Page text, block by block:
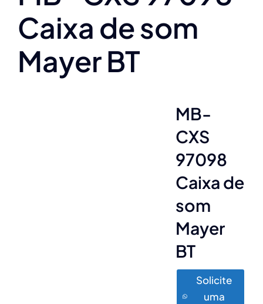
Caixa de som
Mayer BT
MB-
CXS
97098
Caixa de
som
Mayer
BT
Solicite
uma